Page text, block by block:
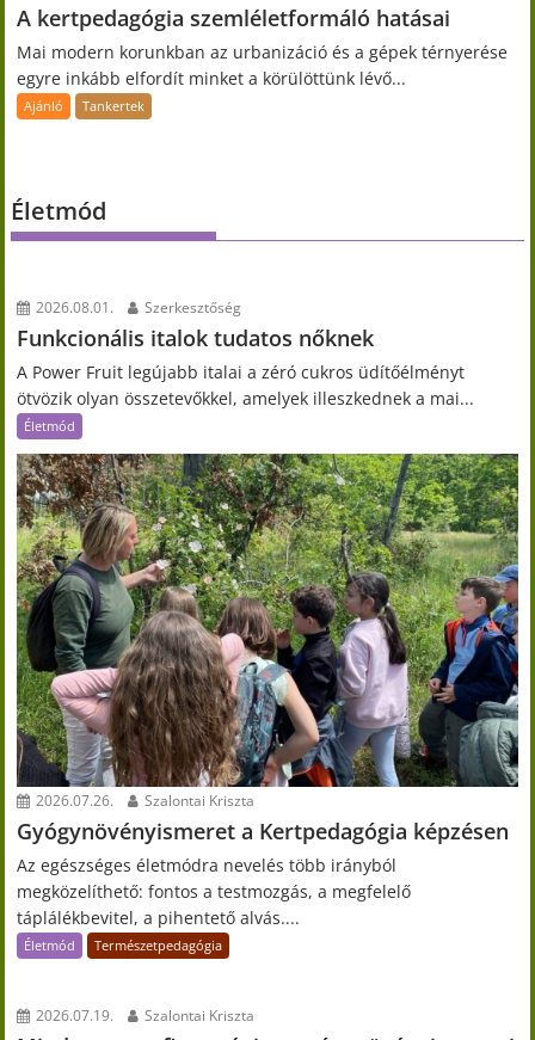
A kertpedagógia szemléletformáló hatásai
Mai modern korunkban az urbanizáció és a gépek térnyerése
egyre inkább elfordít minket a körülöttünk lévő...
Ajánló Tankertek
Életmód
2026.08.01. Szerkesztőség
Funkcionális italok tudatos nőknek
A Power Fruit legújabb italai a zéró cukros üdítőélményt
ötvözik olyan összetevőkkel, amelyek illeszkednek a mai...
Életmód
2026.07.26. Szalontai Kriszta
Gyógynövényismeret a Kertpedagógia képzésen
Az egészséges életmódra nevelés több irányból
megközelíthető: fontos a testmozgás, a megfelelő
táplálékbevitel, a pihentető alvás....
Életmód Természetpedagógia
2026.07.19. Szalontai Kriszta